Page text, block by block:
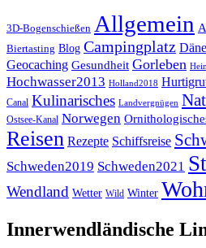
3D-Bogenschießen Allgemein
Biertasting Blog Campingplatz
Geocaching Gesundheit Gorleben
Hochwasser2013 Holland2018
Canal Kulinarisches Landvergnügen
Ostsee-Kanal Norwegen
Reisen Rezepte Schiffsreise
Schweden2019 Schweden2021
Wendland Wetter Wild Winter
Innerwendländische